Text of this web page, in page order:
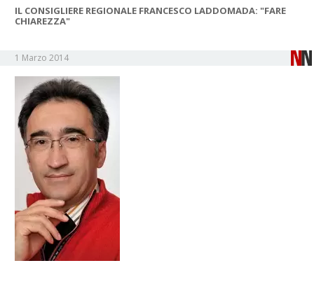
IL CONSIGLIERE REGIONALE FRANCESCO LADDOMADA: "FARE
CHIAREZZA"
1 Marzo 2014